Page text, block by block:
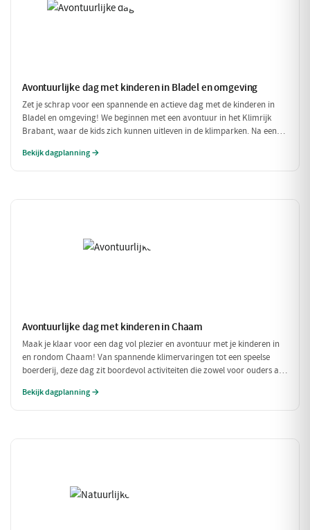
Avontuurlijke dag met kinderen in Bladel en omgeving
Zet je schrap voor een spannende en actieve dag met de kinderen in
Bladel en omgeving! We beginnen met een avontuur in het Klimrijk
Brabant, waar de kids zich kunnen uitleven in de klimparken. Na een
heerlijke traktatie bij Milly's IJs Boutique, waar je kunt zien hoe het
Bekijk dagplanning →
Avontuurlijke dag met kinderen in Chaam
Maak je klaar voor een dag vol plezier en avontuur met je kinderen in
en rondom Chaam! Van spannende klimervaringen tot een speelse
boerderij, deze dag zit boordevol activiteiten die zowel voor ouders als
gezellige eetgelegenheden!
Bekijk dagplanning →